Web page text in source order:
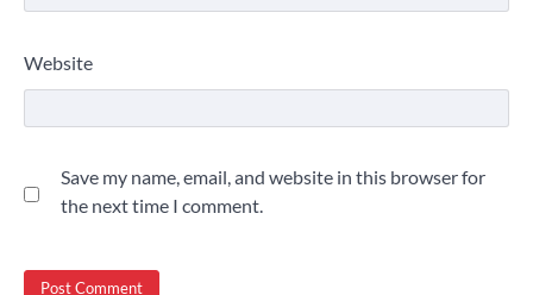
Website
Save my name, email, and website in this browser for
the next time I comment.